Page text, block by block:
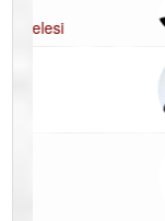
Harun KARA
ÖĞRETMENİM
Uzman Klinik
SEVGİ ASLA